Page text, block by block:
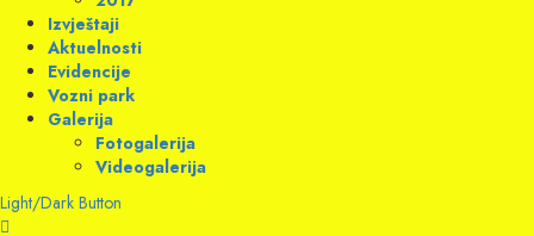
Izvještaji
Aktuelnosti
Evidencije
Vozni park
Galerija
Fotogalerija
Videogalerija
Light/Dark Button